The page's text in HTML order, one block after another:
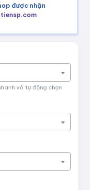
được nhận
và tự động chọn